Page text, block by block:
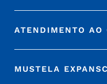
ATENDIMENTO AO
MUSTELA